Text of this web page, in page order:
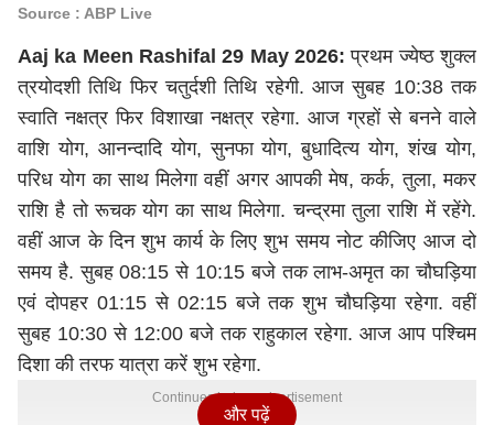
Source : ABP Live
Aaj ka Meen Rashifal 29 May 2026:प्रथम ज्येष्ठ शुक्ल
त्रयोदशी तिथि फिर चतुर्दशी तिथि रहेगी. आज सुबह 10:38 तक
स्वाति नक्षत्र फिर विशाखा नक्षत्र रहेगा. आज ग्रहों से बनने वाले
वाशि योग, आनन्दादि योग, सुनफा योग, बुधादित्य योग, शंख योग,
परिध योग का साथ मिलेगा वहीं अगर आपकीमेष, कर्क, तुला, मकर
राशि है तो रूचक योग का साथ मिलेगा. चन्द्रमातुलाराशि में रहेंगे.
वहीं आज के दिन शुभ कार्य के लिए शुभ समय नोट कीजिए आज दो
समय है. सुबह 08:15 से 10:15 बजे तक लाभ-अमृत का चौघड़िया
एवं दोपहर 01:15 से 02:15 बजे तक शुभ चौघड़िया रहेगा. वहीं
सुबह 10:30 से 12:00 बजे तक राहुकाल रहेगा. आज आप पश्चिम
दिशा की तरफ यात्रा करें शुभ रहेगा.
Continues below advertisement
और पढ़ें